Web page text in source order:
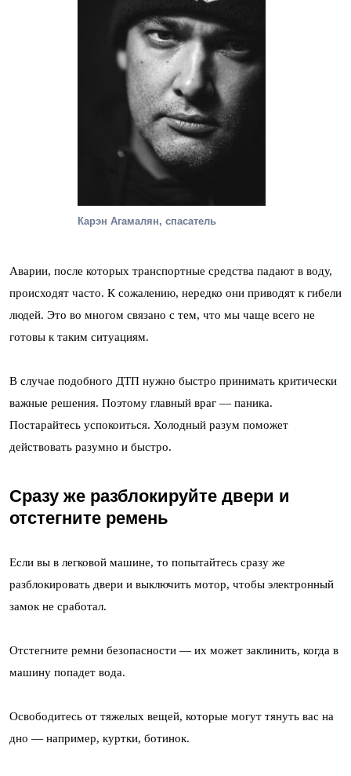
Карэн Агамалян, спасатель
Аварии, после которых транспортные средства падают в воду,
происходят часто. К сожалению, нередко они приводят к гибели
людей. Это во многом связано с тем, что мы чаще всего не
готовы к таким ситуациям.
В случае подобного ДТП нужно быстро принимать критически
важные решения. Поэтому главный враг — паника.
Постарайтесь успокоиться. Холодный разум поможет
действовать разумно и быстро.
Сразу же разблокируйте двери и
отстегните ремень
Если вы в легковой машине, то попытайтесь сразу же
разблокировать двери и выключить мотор, чтобы электронный
замок не сработал.
Отстегните ремни безопасности — их может заклинить, когда в
машину попадет вода.
Освободитесь от тяжелых вещей, которые могут тянуть вас на
дно — например, куртки, ботинок.